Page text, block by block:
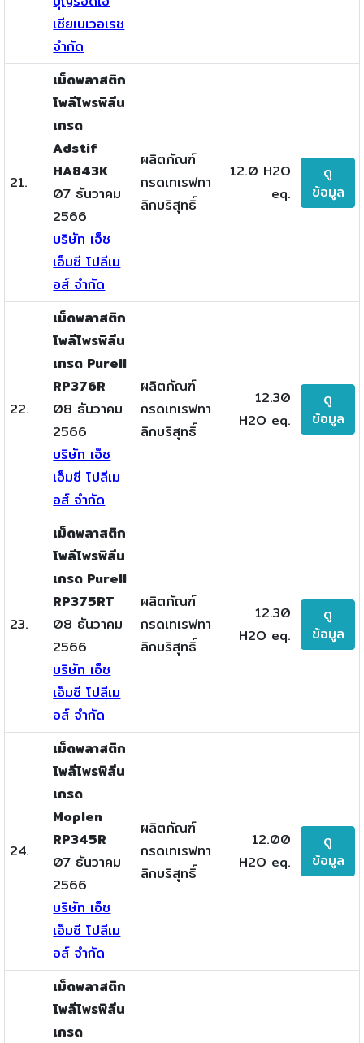
เซียเบเวอเรช
จำกัด
21.
เม็ดพลาสติก
โพลีโพรพิลีน
เกรด
Adstif
HA843K
07 ธันวาคม
2566
บริษัท เอ็ช
เอ็มซี โปลีเม
อส์ จำกัด
ผลิตภัณฑ์
กรดเทเรฟทา
ลิกบริสุทธิ์
12.0 H2O
eq.
ดู
ข้อมูล
22.
เม็ดพลาสติก
โพลีโพรพิลีน
เกรด Purell
RP376R
08 ธันวาคม
2566
บริษัท เอ็ช
เอ็มซี โปลีเม
อส์ จำกัด
ผลิตภัณฑ์
กรดเทเรฟทา
ลิกบริสุทธิ์
12.30
H2O eq.
ดู
ข้อมูล
23.
เม็ดพลาสติก
โพลีโพรพิลีน
เกรด Purell
RP375RT
08 ธันวาคม
2566
บริษัท เอ็ช
เอ็มซี โปลีเม
อส์ จำกัด
ผลิตภัณฑ์
กรดเทเรฟทา
ลิกบริสุทธิ์
12.30
H2O eq.
ดู
ข้อมูล
24.
เม็ดพลาสติก
โพลีโพรพิลีน
เกรด
Moplen
RP345R
07 ธันวาคม
2566
บริษัท เอ็ช
เอ็มซี โปลีเม
อส์ จำกัด
ผลิตภัณฑ์
กรดเทเรฟทา
ลิกบริสุทธิ์
12.00
H2O eq.
ดู
ข้อมูล
เม็ดพลาสติก
โพลีโพรพิลีน
เกรด